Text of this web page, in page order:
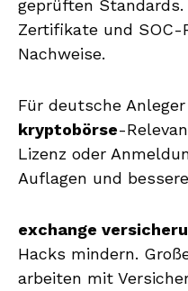
geprüften
Zertifikate und
Nachweise.
Für deutsche
kryptobörse-
Lizenz oder
Auflagen und
exchange
Hacks mindern.
arbeiten mit